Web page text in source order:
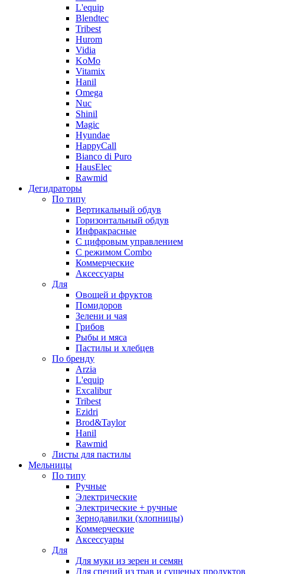
L'equip
Blendtec
Tribest
Hurom
Vidia
KoMo
Vitamix
Hanil
Omega
Nuc
Shinil
Magic
Hyundae
HappyCall
Bianco di Puro
HausElec
Rawmid
Дегидраторы
По типу
Вертикальный обдув
Горизонтальный обдув
Инфракрасные
С цифровым управлением
С режимом Combo
Коммерческие
Аксессуары
Для
Овощей и фруктов
Помидоров
Зелени и чая
Грибов
Рыбы и мяса
Пастилы и хлебцев
По бренду
Arzia
L'equip
Excalibur
Tribest
Ezidri
Brod&Taylor
Hanil
Rawmid
Листы для пастилы
Мельницы
По типу
Ручные
Электрические
Электрические + ручные
Зернодавилки (хлопницы)
Коммерческие
Аксессуары
Для
Для муки из зерен и семян
Для специй из трав и сушеных продуктов